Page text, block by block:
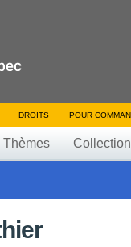
DROITS POUR
Thèmes